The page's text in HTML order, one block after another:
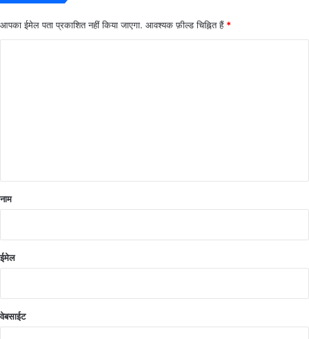
आपका ईमेल पता प्रकाशित नहीं किया जाएगा. आवश्यक फ़ील्ड चिह्नित हैं *
नाम
ईमेल
वेबसाईट